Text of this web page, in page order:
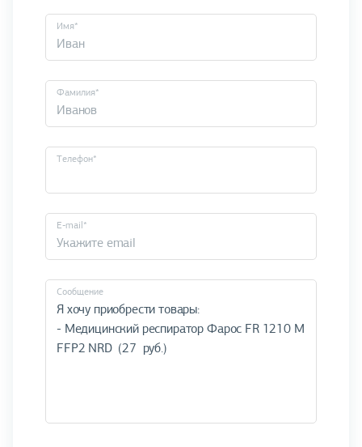
Имя*
Фамилия*
Телефон*
E-mail*
Cообщение